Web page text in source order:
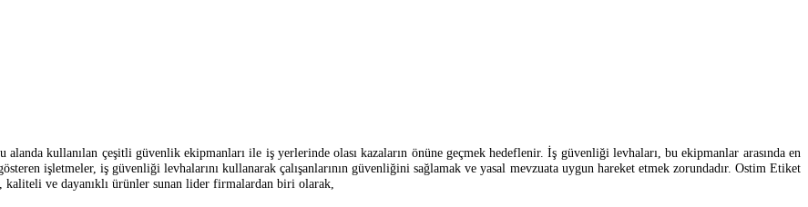
alanda kullanılan çeşitli güvenlik ekipmanları ile iş yerlerinde olası kazaların önüne geçmek hedeflenir. İş güvenliği levhaları, bu ekipmanlar arasında en
işletmeler, iş güvenliği levhalarını kullanarak çalışanlarının güvenliğini sağlamak ve yasal mevzuata uygun hareket etmek zorundadır. Ostim Etiket
kaliteli ve dayanıklı ürünler sunan lider firmalardan biri olarak,